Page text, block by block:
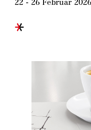
22 - 26 Februar